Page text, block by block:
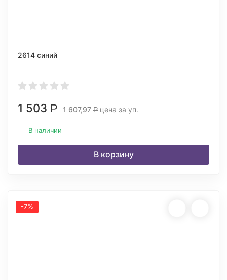
2614 синий
1 503 Р 1 607,97Р цена за уп.
В наличии
В корзину
-7%